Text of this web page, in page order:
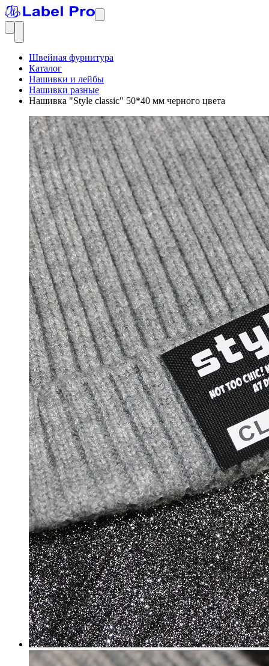
Швейная фурнитура
Каталог
Нашивки и лейбы
Нашивки разные
Нашивка "Style classic" 50*40 мм черного цвета